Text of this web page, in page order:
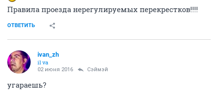
Правила проезда нерегулируемых перекрестков!!!!
ОТВЕТИТЬ
ivаn_zh
il va
02 июня 2016 Сэймэй
угараешь?